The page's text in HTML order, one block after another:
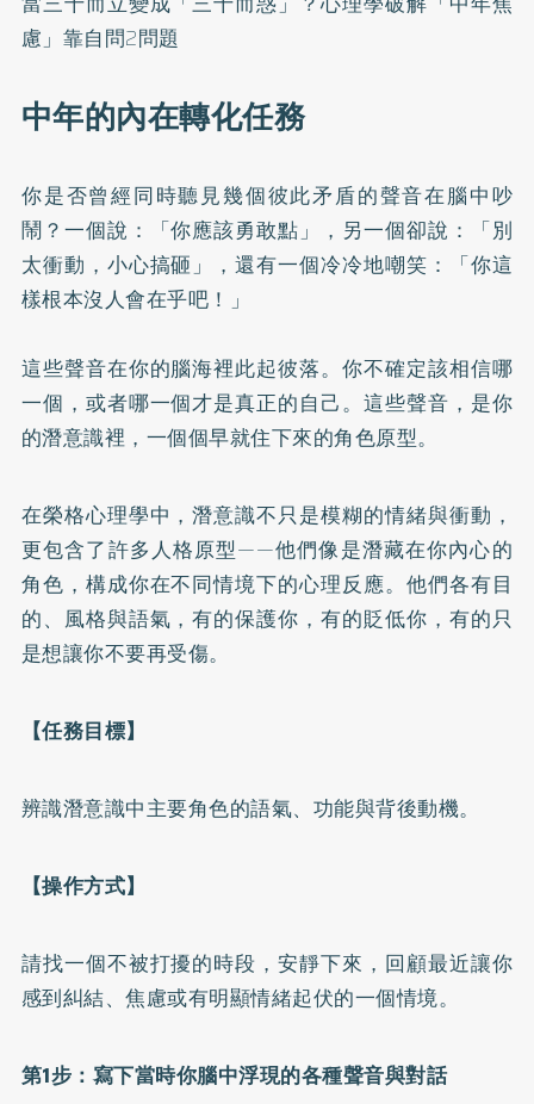
慮」靠自問2問題
中年的內在轉化任務
你是否曾經同時聽見幾個彼此矛盾的聲音在腦中吵
鬧？一個說：「你應該勇敢點」，另一個卻說：「別
太衝動，小心搞砸」，還有一個冷冷地嘲笑：「你這
樣根本沒人會在乎吧！」
這些聲音在你的腦海裡此起彼落。你不確定該相信哪
一個，或者哪一個才是真正的自己。這些聲音，是你
的潛意識裡，一個個早就住下來的角色原型。
在榮格心理學中，潛意識不只是模糊的情緒與衝動，
更包含了許多人格原型——他們像是潛藏在你內心的
角色，構成你在不同情境下的心理反應。他們各有目
的、風格與語氣，有的保護你，有的貶低你，有的只
是想讓你不要再受傷。
【任務目標】
辨識潛意識中主要角色的語氣、功能與背後動機。
【操作方式】
請找一個不被打擾的時段，安靜下來，回顧最近讓你
感到糾結、焦慮或有明顯情緒起伏的一個情境。
第1步：寫下當時你腦中浮現的各種聲音與對話